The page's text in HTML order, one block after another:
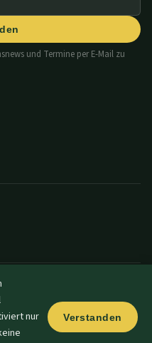
und Termine per E-Mail zu
Rechte vorbehalten.
Disclaimer|Login
nur
Verstanden